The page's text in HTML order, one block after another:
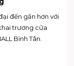
đến gần hơn với
trương cửa
Bình Tân.